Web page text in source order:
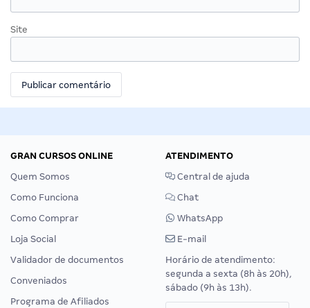
Site
GRAN CURSOS ONLINE
Quem Somos
Como Funciona
Como Comprar
Loja Social
Validador de documentos
Conveniados
Programa de Afiliados
ATENDIMENTO
Central de ajuda
Chat
WhatsApp
E-mail
Horário de atendimento:
segunda a sexta (8h às 20h),
sábado (9h às 13h).